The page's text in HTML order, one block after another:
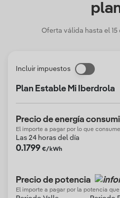
Oferta válida hasta el
Incluir impuestos
Plan Estable Mi Iberdrola
Precio de energía
El importe a pagar por lo que
Las 24 horas del día
0.1799 €/kWh
Precio de potencia
El importe a pagar por la potencia